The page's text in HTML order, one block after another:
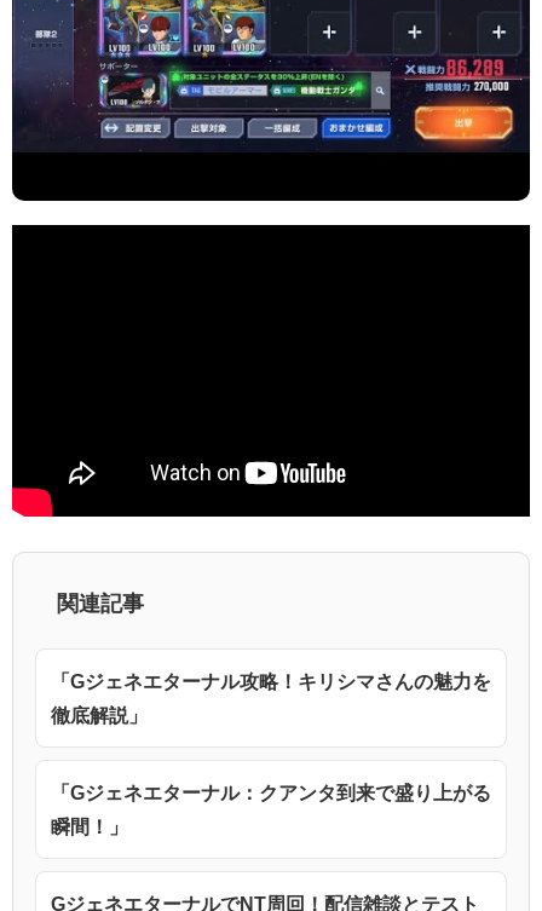
関連記事
「Gジェネエターナル攻略！キリシマさんの魅力を
徹底解説」
「Gジェネエターナル：クアンタ到来で盛り上がる
瞬間！」
GジェネエターナルでNT周回！配信雑談とテスト